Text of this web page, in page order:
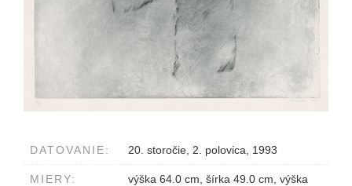
DATOVANIE: 20. storočie, 2. polovica, 1993
MIERY:
výška 64.0 cm, šírka 49.0 cm, výška